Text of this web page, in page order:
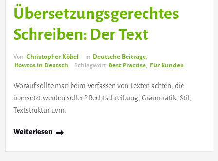
Übersetzungsgerechtes
Schreiben: Der Text
Von Christopher Köbel in Deutsche Beiträge,
Howtos in Deutsch
Schlagwort Best Practise, Für Kunden
Worauf sollte man beim Verfassen von Texten achten, die
übersetzt werden sollen? Rechtschreibung, Grammatik, Stil,
Textstruktur uvm.
Weiterlesen